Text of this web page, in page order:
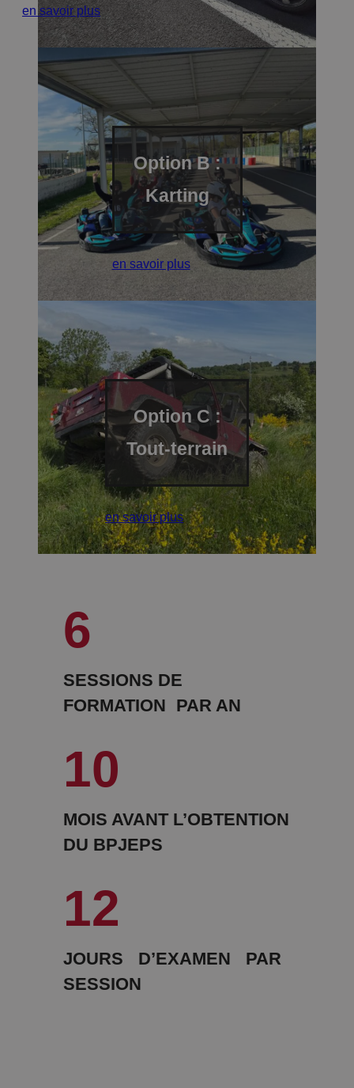
en savoir plus
Option B :
Karting
en savoir plus
Option C :
Tout-terrain
en savoir plus
6
SESSIONS DE
FORMATION PAR AN
10
MOIS AVANT L’OBTENTION
DU BPJEPS
12
JOURS D’EXAMEN PAR
SESSION